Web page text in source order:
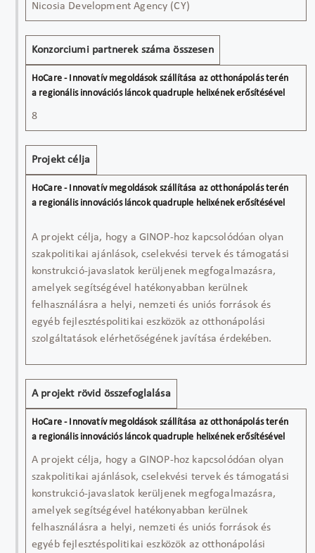
Nicosia Development Agency (CY)
Konzorciumi partnerek száma összesen
8
Projekt célja
A projekt célja, hogy a GINOP-hoz kapcsolódóan olyan
szakpolitikai ajánlások, cselekvési tervek és támogatási
konstrukció-javaslatok kerüljenek megfogalmazásra,
amelyek segítségével hatékonyabban kerülnek
felhasználásra a helyi, nemzeti és uniós források és
egyéb fejlesztéspolitikai eszközök az otthonápolási
szolgáltatások elérhetőségének javítása érdekében.
A projekt rövid összefoglalása
A projekt célja, hogy a GINOP-hoz kapcsolódóan olyan
szakpolitikai ajánlások, cselekvési tervek és támogatási
konstrukció-javaslatok kerüljenek megfogalmazásra,
amelyek segítségével hatékonyabban kerülnek
felhasználásra a helyi, nemzeti és uniós források és
egyéb fejlesztéspolitikai eszközök az otthonápolási